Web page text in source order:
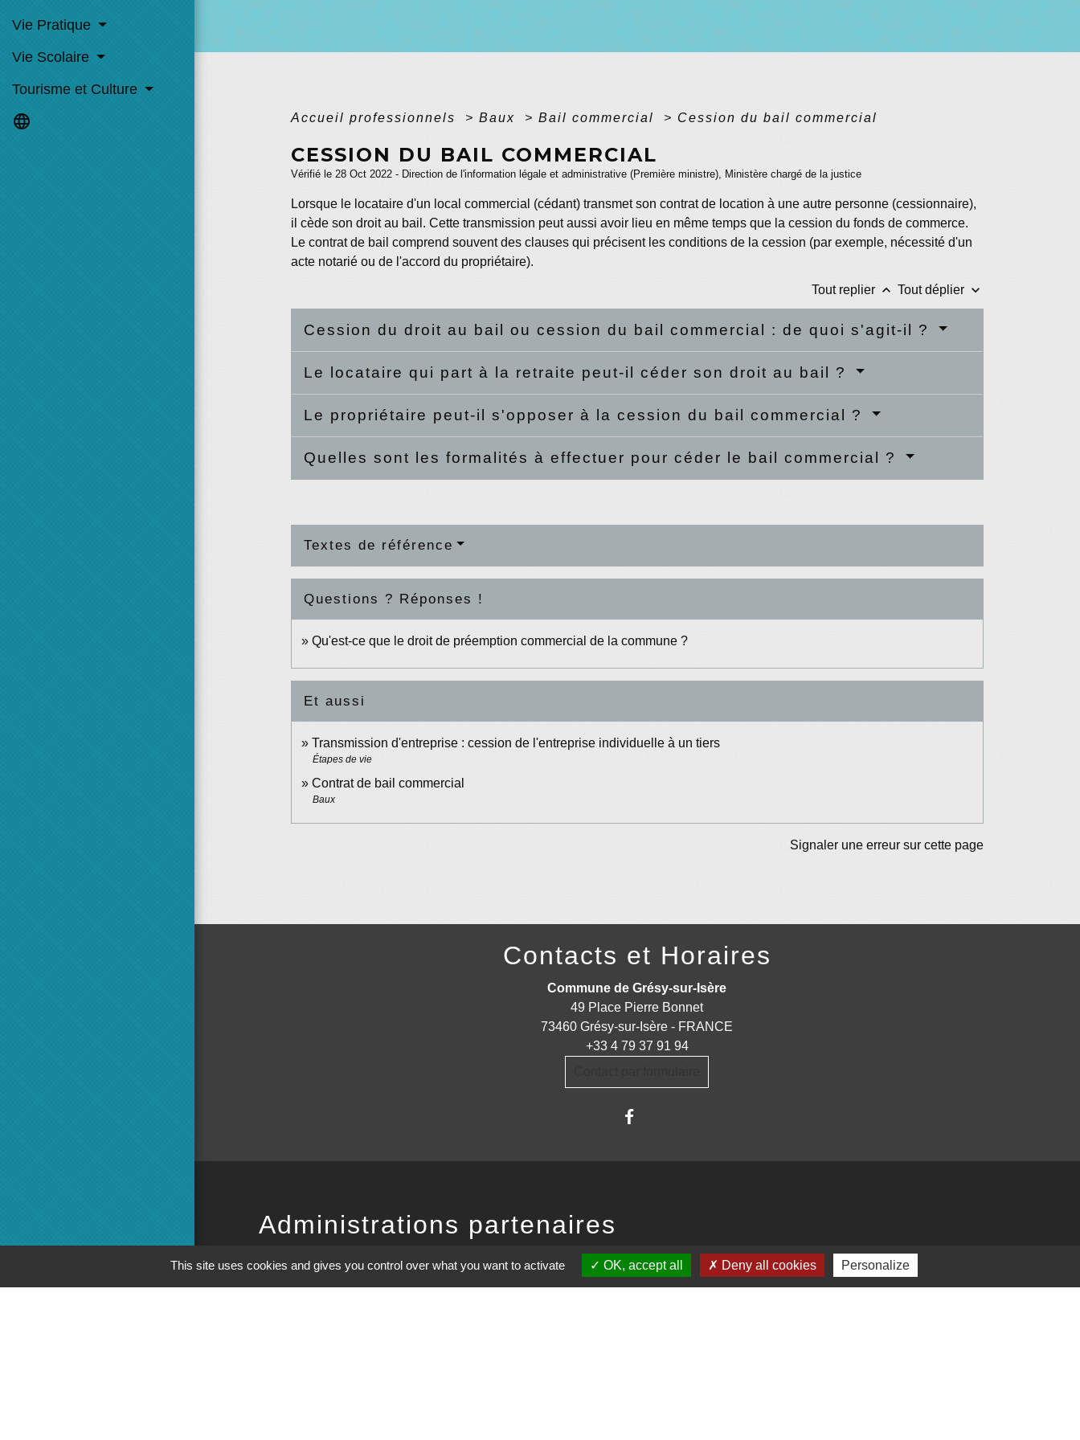
Vie Pratique
Vie Scolaire
Tourisme et Culture
language Accueil professionnels > Baux > Bail commercial > Cession du bail commercial
CESSION DU BAIL COMMERCIAL
Vérifié le 28 Oct 2022 - Direction de l'information légale et administrative (Première ministre), Ministère chargé de la justice
Lorsque le locataire d'un local commercial (cédant) transmet son contrat de location à une autre personne (cessionnaire),
il cède son droit au bail. Cette transmission peut aussi avoir lieu en même temps que la cession du fonds de commerce.
Le contrat de bail comprend souvent des clauses qui précisent les conditions de la cession (par exemple, nécessité d'un
acte notarié ou de l'accord du propriétaire).
Tout replier keyboard_arrow_up Tout déplier keyboard_arrow_down
Cession du droit au bail ou cession du bail commercial : de quoi s'agit-il ?
Le locataire qui part à la retraite peut-il céder son droit au bail ?
Le propriétaire peut-il s'opposer à la cession du bail commercial ?
Quelles sont les formalités à effectuer pour céder le bail commercial ?
Textes de référence
Questions ? Réponses !
Qu'est-ce que le droit de préemption commercial de la commune ?
Et aussi
Transmission d'entreprise : cession de l'entreprise individuelle à un tiers
Étapes de vie
Contrat de bail commercial
Baux
Signaler une erreur sur cette page
Contacts et Horaires
Commune de Grésy-sur-Isère
49 Place Pierre Bonnet
73460 Grésy-sur-Isère - FRANCE
+33 4 79 37 91 94
Administrations partenaires
Communauté d'Agglomération ARLYSERE
This site uses cookies and gives you control over what you want to activate OK, accept all Deny all cookies Personalize